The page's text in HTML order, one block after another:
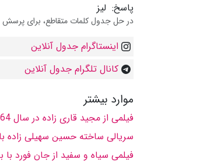
پاسخ: لیز
در حل جدول کلمات متقاطع، برای پرسش
اینستاگرام جدول آنلاین
کانال تلگرام جدول آنلاین
موارد بیشتر
فیلمى از مجید قارى زاده در سال 64 با بازى جمشید مشایخى، جهانگیر الماسى، آهو خردمند و زنده یاد حسین كسبیان
سریالى ساخته حسین سهیلى زاده
فیلمى سیاه و سفید از جان فورد با